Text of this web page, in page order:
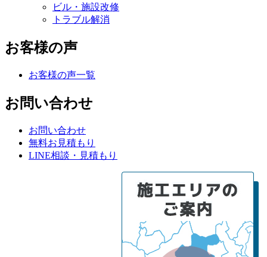
ビル・施設改修
トラブル解消
お客様の声
お客様の声一覧
お問い合わせ
お問い合わせ
無料お見積もり
LINE相談・見積もり